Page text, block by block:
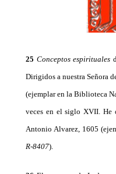
25 Conceptos espirituales
Dirigidos a nuestra Señora
(ejemplar en la Biblioteca
veces en el siglo XVII. He
Antonio Alvarez, 1605
R-8407).